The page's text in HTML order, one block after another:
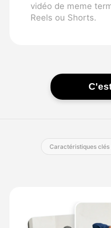
vidéo de meme
Reels ou Shorts.
Caractéristiques